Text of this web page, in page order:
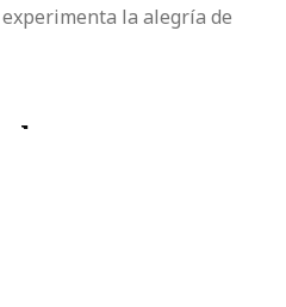
la alegría de